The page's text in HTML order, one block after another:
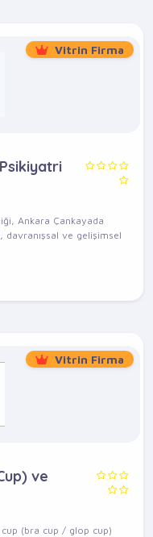
Vitrin Firma
Ankara Çankayada
davranışsal ve gelişimsel
Vitrin Firma
ve
cup (bra cup / glop cup)